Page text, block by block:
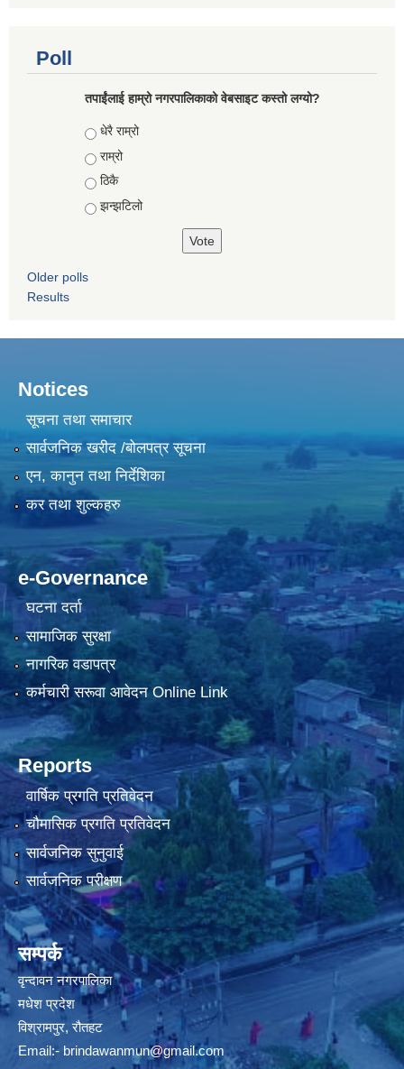
Poll
तपाईंलाई हाम्रो नगरपालिकाको वेबसाइट कस्तो लग्यो?
Choices
धेरै राम्रो
राम्रो
ठिकै
झन्झटिलो
Older polls
Results
Notices
सूचना तथा समाचार
सार्वजनिक खरीद /बोलपत्र सूचना
एन, कानुन तथा निर्देशिका
कर तथा शुल्कहरु
e-Governance
घटना दर्ता
सामाजिक सुरक्षा
नागरिक वडापत्र
कर्मचारी सरूवा आवेदन Online Link
Reports
वार्षिक प्रगति प्रतिवेदन
चौमासिक प्रगति प्रतिवेदन
सार्वजनिक सुनुवाई
सार्वजनिक परीक्षण
सम्पर्क
वृन्दावन नगरपालिका
मधेश प्रदेश
विश्रामपुर, रौतहट
Email:- brindawanmun@gmail.com